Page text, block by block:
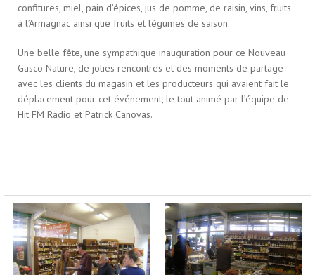
confitures, miel, pain d’épices, jus de pomme, de raisin, vins, fruits
à l’Armagnac ainsi que fruits et légumes de saison.
Une belle fête, une sympathique inauguration pour ce Nouveau
Gasco Nature, de jolies rencontres et des moments de partage
avec les clients du magasin et les producteurs qui avaient fait le
déplacement pour cet événement, le tout animé par l’équipe de
Hit FM Radio et Patrick Canovas.